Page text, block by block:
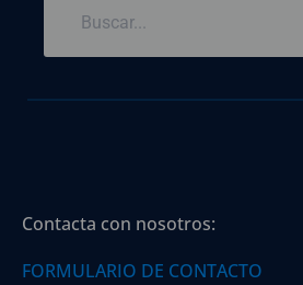
Contacta con nosotros:
FORMULARIO DE CONTACTO